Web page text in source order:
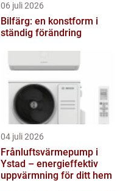
06 juli 2026
Bilfärg: en konstform i
ständig förändring
04 juli 2026
Frånluftsvärmepump i
Ystad – energieffektiv
uppvärmning för ditt hem